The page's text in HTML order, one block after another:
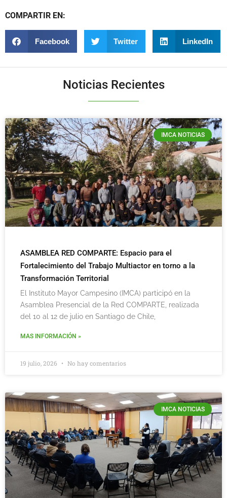
COMPARTIR EN:
Facebook Twitter LinkedIn
Noticias Recientes
IMCA NOTICIAS
ASAMBLEA RED COMPARTE: Espacio para el
Fortalecimiento del Trabajo Multiactor en torno a la
Transformación Territorial
El Instituto Mayor Campesino (IMCA) participó en la
Asamblea Presencial de la Red COMPARTE, realizada
del 10 al 12 de julio en Santiago de Chile,
MAS INFORMACIÓN »
19 julio, 2026 No hay comentarios
IMCA NOTICIAS